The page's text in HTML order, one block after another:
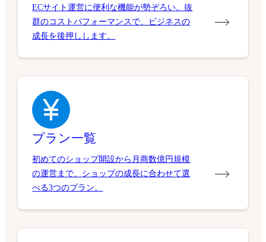
ECサイト運営に便利な機能が勢ぞろい。抜
群のコストパフォーマンスで、ビジネスの
成長を後押しします。
プラン一覧
初めてのショップ開設から月商数億円規模
の運営まで、ショップの成長に合わせて選
べる3つのプラン。